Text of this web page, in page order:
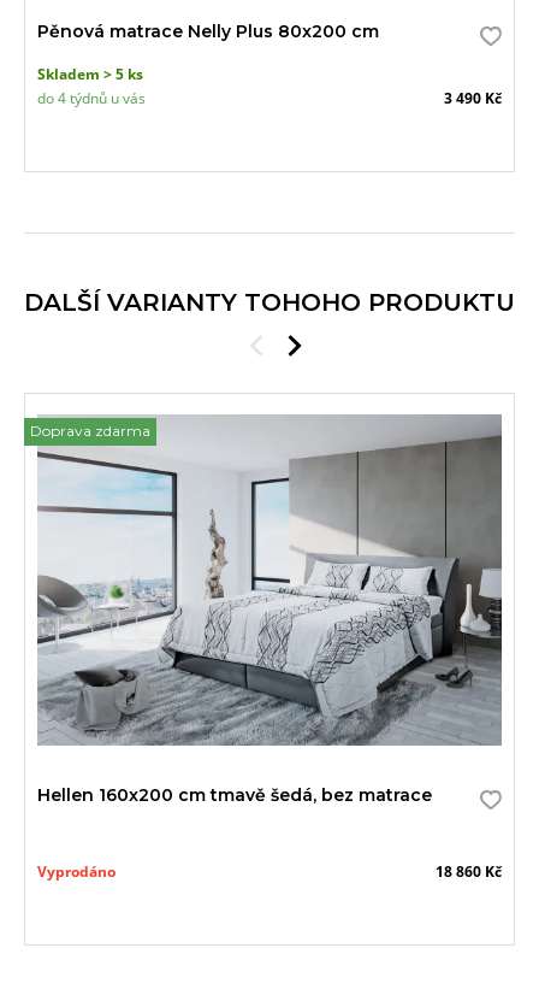
Pěnová matrace Nelly Plus 80x200 cm
Skladem > 5 ks
do 4 týdnů u vás
3 490 Kč
DALŠÍ VARIANTY TOHOHO PRODUKTU
Doprava zdarma
Hellen 160x200 cm tmavě šedá, bez matrace
Vyprodáno 18 860 Kč